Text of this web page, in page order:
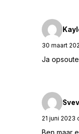
30 maart
Ja
21 juni 2023